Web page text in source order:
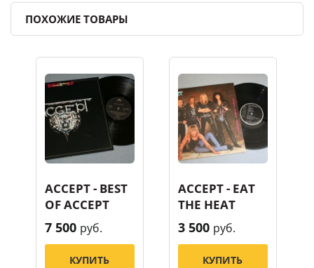
ПОХОЖИЕ ТОВАРЫ
ACCEPT - BEST
OF ACCEPT
7 500 руб.
КУПИТЬ
ACCEPT - EAT
THE HEAT
3 500 руб.
КУПИТЬ